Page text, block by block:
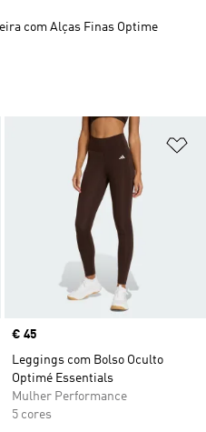
à Lista de Desejos
Price
€ 45
Leggings com Bolso Oculto
Optimé Essentials
Mulher Performance
5 cores
com Alças Finas Optime